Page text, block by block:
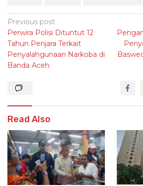
Post
navigation
Previous post
Perwira Polisi Dituntut 12
Tahun Penjara Terkait
Penyalahgunaan Narkoba di
Banda Aceh
Read Also